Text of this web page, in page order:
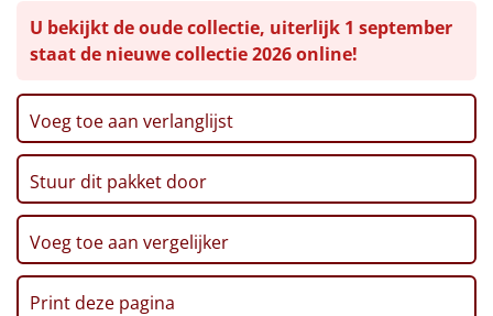
Goedkope
Uniek
Alle thema's
Artikel
Hitster NIEUW
Pizzarette
Pretzels, 40 gr
Popcorn, 70 gr
Kitkat, 41,5 gr
Chips, Lay's, naturel, 100 gr
Doritos bits, 30 gr
Kerstkoekjes, 80 gr
Verpakt in een feestelijke kerstdoos, 39 x 29 x 30 cm
U bekijkt de oude collectie, uiterlijk 1 september
staat de nieuwe collectie 2026 online!
Voeg toe aan verlanglijst
Stuur dit pakket door
Voeg toe aan vergelijker
Print deze pagina